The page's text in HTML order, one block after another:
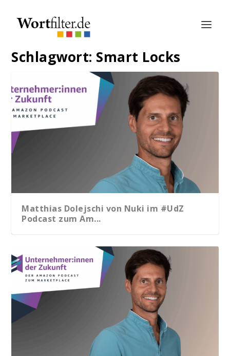
Schlagwort: Smart Locks
Matthias Dolejschi von Nuki im #UdZ
Podcast zum Am...